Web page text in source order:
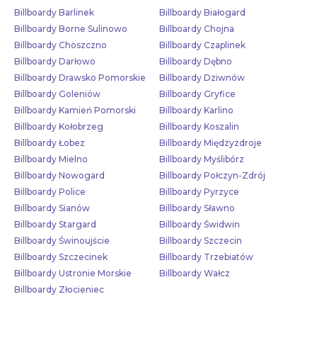
Billboardy Barlinek
Billboardy Białogard
Billboardy Borne Sulinowo
Billboardy Chojna
Billboardy Choszczno
Billboardy Czaplinek
Billboardy Darłowo
Billboardy Dębno
Billboardy Drawsko Pomorskie
Billboardy Dziwnów
Billboardy Goleniów
Billboardy Gryfice
Billboardy Kamień Pomorski
Billboardy Karlino
Billboardy Kołobrzeg
Billboardy Koszalin
Billboardy Łobez
Billboardy Międzyzdroje
Billboardy Mielno
Billboardy Myślibórz
Billboardy Nowogard
Billboardy Połczyn-Zdrój
Billboardy Police
Billboardy Pyrzyce
Billboardy Sianów
Billboardy Sławno
Billboardy Stargard
Billboardy Świdwin
Billboardy Świnoujście
Billboardy Szczecin
Billboardy Szczecinek
Billboardy Trzebiatów
Billboardy Ustronie Morskie
Billboardy Wałcz
Billboardy Złocieniec